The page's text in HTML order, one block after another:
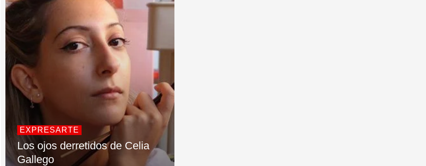
EXPRESARTE
Los ojos derretidos de Celia
Gallego